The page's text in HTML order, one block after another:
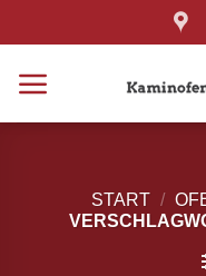
Inhalt
START /